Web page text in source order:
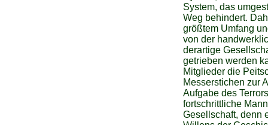
System, das
Weg behindert.
größtem Umfang
von der
derartige
getrieben werden
Mitglieder die
Messerstichen zur
Aufgabe des
fortschrittliche
Gesellschaft, denn